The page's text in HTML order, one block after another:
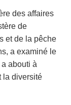
des affaires
de
et de la pêche
a examiné le
abouti à
la diversité